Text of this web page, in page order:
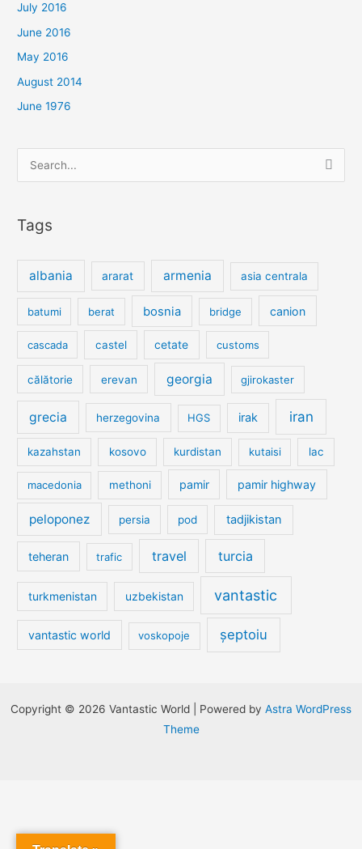
July 2016
June 2016
May 2016
August 2014
June 1976
Search
for:
Tags
albania ararat armenia asia centrala
batumi berat bosnia bridge canion
cascada castel cetate customs
călătorie erevan georgia gjirokaster
grecia herzegovina HGS irak iran
kazahstan kosovo kurdistan kutaisi lac
macedonia methoni pamir pamir highway
peloponez persia pod tadjikistan
teheran trafic travel turcia
turkmenistan uzbekistan vantastic
vantastic world voskopoje șeptoiu
Copyright © 2026 Vantastic World | Powered by Astra WordPress
Theme